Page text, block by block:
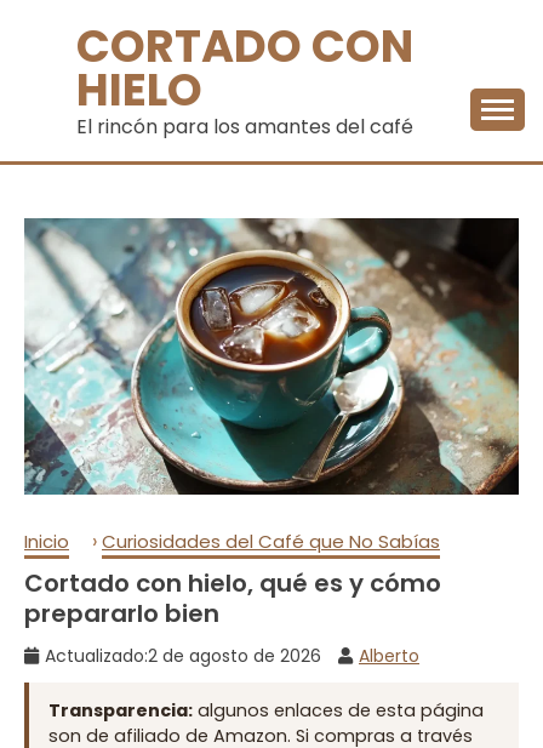
contenidoCORTADO CON
HIELO
El rincón para los amantes del café
Inicio ›Curiosidades del Café que No Sabías
Cortado con hielo, qué es y cómo
prepararlo bien
Actualizado:2 de agosto de 2026 Alberto
Transparencia: algunos enlaces de esta página
son de afiliado de Amazon. Si compras a través